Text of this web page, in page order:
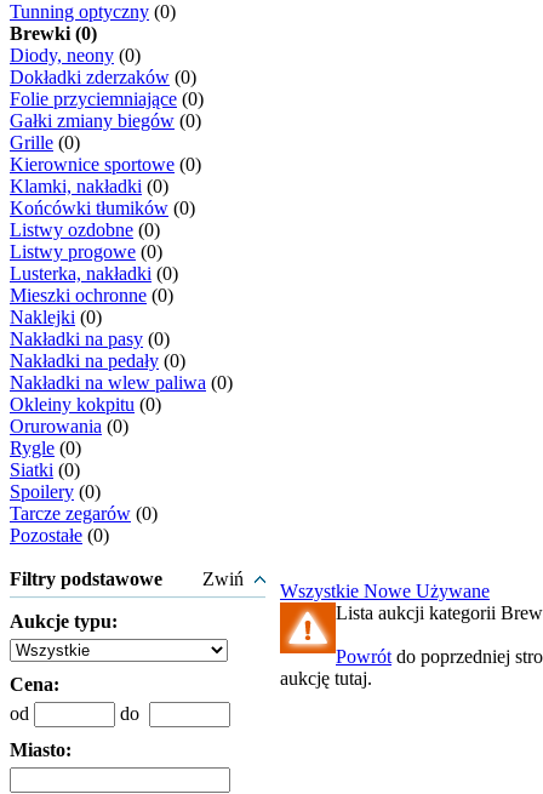
Tunning optyczny (0)
Brewki (0)
Diody, neony (0)
Dokładki zderzaków (0)
Folie przyciemniające (0)
Gałki zmiany biegów (0)
Grille (0)
Kierownice sportowe (0)
Klamki, nakładki (0)
Końcówki tłumików (0)
Listwy ozdobne (0)
Listwy progowe (0)
Lusterka, nakładki (0)
Mieszki ochronne (0)
Naklejki (0)
Nakładki na pasy (0)
Nakładki na pedały (0)
Nakładki na wlew paliwa (0)
Okleiny kokpitu (0)
Orurowania (0)
Rygle (0)
Siatki (0)
Spoilery (0)
Tarcze zegarów (0)
Pozostałe (0)
Filtry podstawowe Zwiń
Aukcje typu:
Cena:
od
do
Miasto:
Wszystkie Nowe Używane
Lista aukcji kategorii
Powrót do poprzedniej
aukcję tutaj.